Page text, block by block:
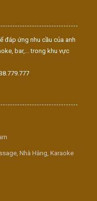
đáp ứng nhu cầu của anh
bar,... trong khu vực
Nhà Hàng, Karaoke